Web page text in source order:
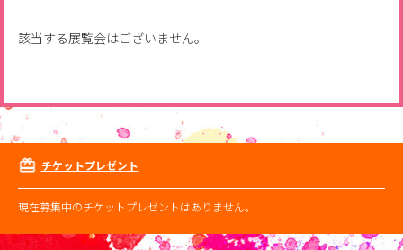
該当する展覧会はございません。
チケットプレゼント
現在募集中のチケットプレゼントはありません。